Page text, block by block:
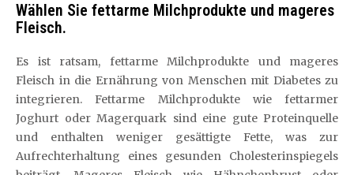
Wählen Sie fettarme Milchprodukte und mageres
Fleisch.
Es ist ratsam, fettarme Milchprodukte und mageres
Fleisch in die Ernährung von Menschen mit Diabetes zu
integrieren. Fettarme Milchprodukte wie fettarmer
Joghurt oder Magerquark sind eine gute Proteinquelle
und enthalten weniger gesättigte Fette, was zur
Aufrechterhaltung eines gesunden Cholesterinspiegels